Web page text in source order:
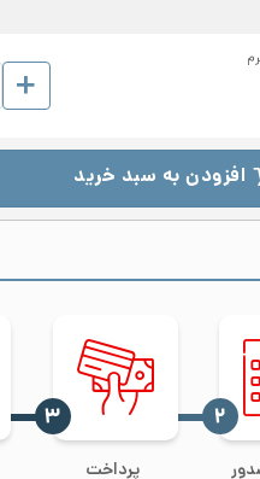
افزودن به سبد خرید
‍۲
پرداخت
‍۳